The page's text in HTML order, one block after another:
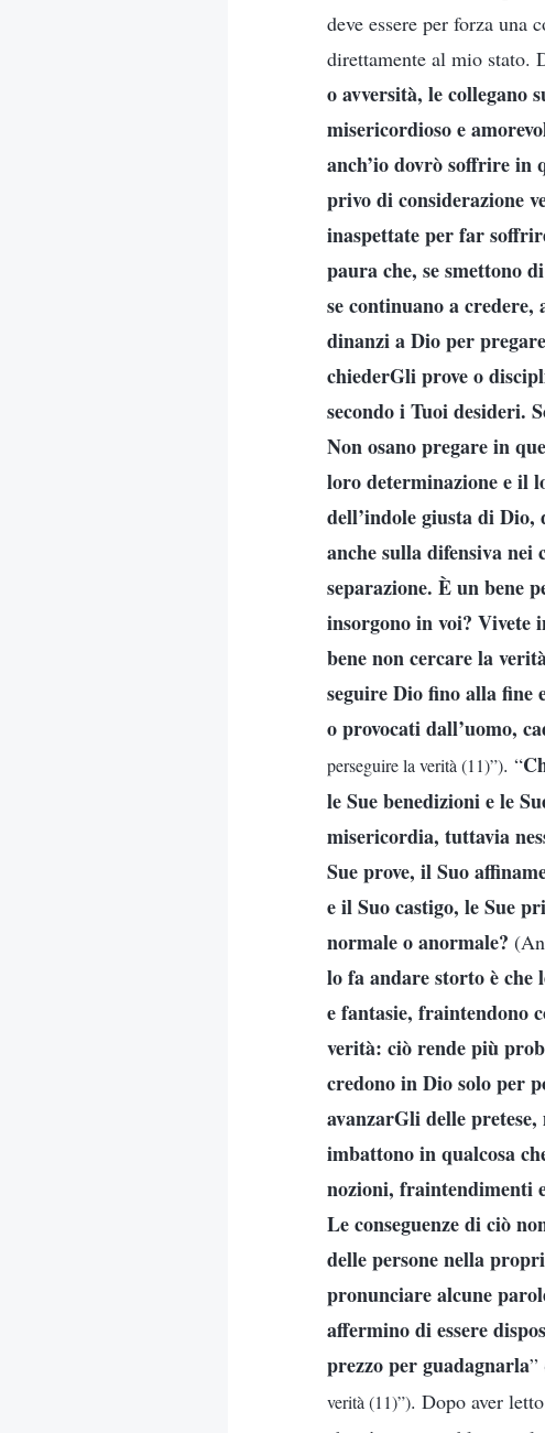
deve essere per forza una
direttamente al mio stato.
o avversità, le collegano
misericordioso e
anch’io dovrò soffrire in
privo di considerazione
inaspettate per far
paura che, se smettono
se continuano a
dinanzi a Dio per
chiederGli prove o
secondo i Tuoi desideri.
Non osano pregare in
loro determinazione e il
dell’indole giusta di Dio,
anche sulla difensiva
separazione. È un bene
insorgono in voi? Vivete
bene non cercare la
seguire Dio fino alla fine
o provocati dall’uomo,
perseguire la verità (11)”). “
le Sue benedizioni e le
misericordia, tuttavia
Sue prove, il Suo
e il Suo castigo, le Sue
normale o anormale?
lo fa andare storto è che
e fantasie, fraintendono
verità: ciò rende più
credono in Dio solo per
avanzarGli delle
imbattono in qualcosa
nozioni, fraintendimenti
Le conseguenze di ciò
delle persone nella
pronunciare alcune
affermino di essere
prezzo per guadagnarla”
verità (11)”). Dopo aver